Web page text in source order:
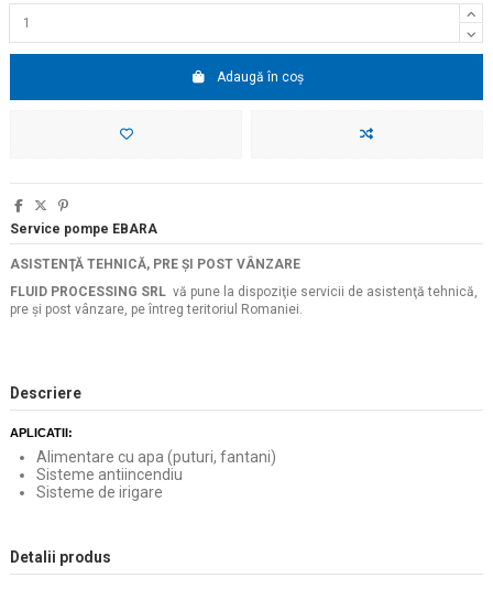
Adaugă în coș
Service pompe EBARA
ASISTENŢĂ TEHNICĂ, PRE ŞI POST VÂNZARE
FLUID PROCESSING SRL vă pune la dispoziţie servicii de asistenţă tehnică,
pre şi post vânzare, pe întreg teritoriul Romaniei.
Descriere
APLICATII:
Alimentare cu apa (puturi, fantani)
Sisteme antiincendiu
Sisteme de irigare
Detalii produs